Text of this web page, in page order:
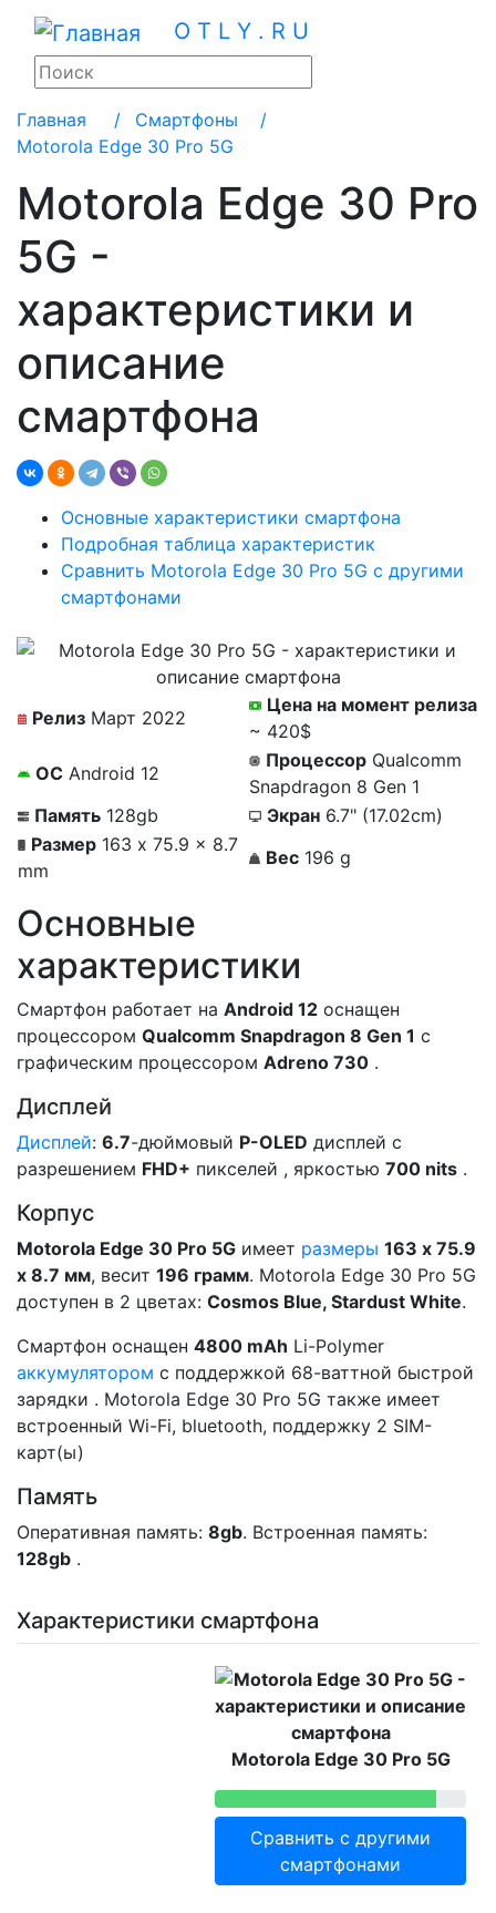
O T L Y . R U
Главная /
Смартфоны /
Motorola Edge 30 Pro 5G
Motorola Edge 30 Pro
5G -
характеристики и
описание
смартфона
Основные характеристики смартфона
Подробная таблица характеристик
Сравнить Motorola Edge 30 Pro 5G с другими
смартфонами
Релиз Март 2022
Цена на момент релиза
~ 420$
ОСAndroid 12
ПроцессорQualcomm
Snapdragon 8 Gen 1
Память128gb Экран6.7" (17.02cm)
Размер 163 x 75.9 x 8.7
mm
Вес196 g
Основные
характеристики
Смартфон работает на Android 12 оснащен
процессором Qualcomm Snapdragon 8 Gen 1 с
графическим процессором Adreno 730 .
Дисплей
Дисплей: 6.7-дюймовый P-OLED дисплей с
разрешением FHD+ пикселей , яркостью 700 nits .
Корпус
Motorola Edge 30 Pro 5G имеет размеры 163 x 75.9
x 8.7 мм, весит 196 грамм. Motorola Edge 30 Pro 5G
доступен в 2 цветах: Cosmos Blue, Stardust White.
Смартфон оснащен 4800 mAh Li-Polymer
аккумулятором с поддержкой 68-ваттной быстрой
зарядки . Motorola Edge 30 Pro 5G также имеет
встроенный Wi-Fi, bluetooth, поддержку 2 SIM-
карт(ы)
Память
Оперативная память: 8gb. Встроенная память:
128gb .
Характеристики смартфона
Motorola Edge 30 Pro 5G
Сравнить с другими
смартфонами